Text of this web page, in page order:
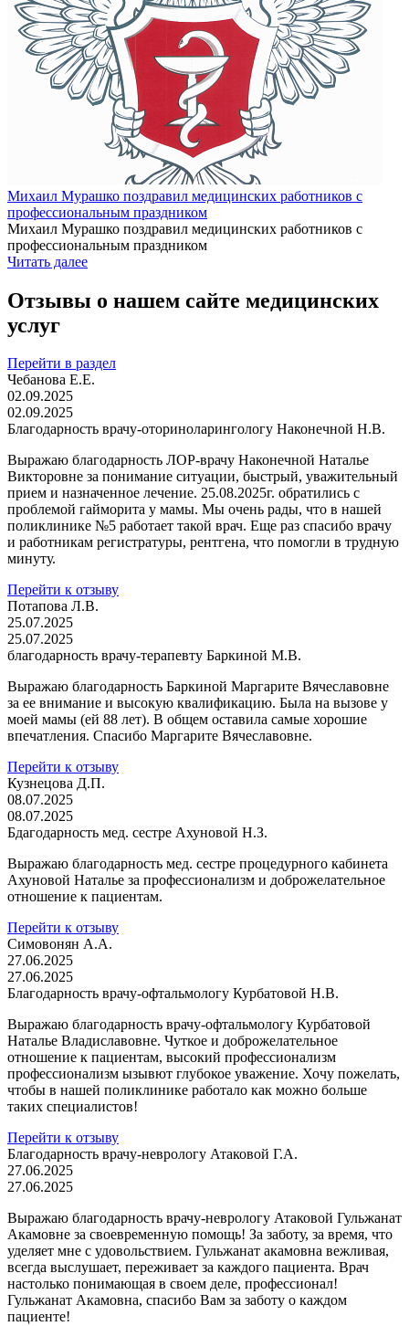
Михаил Мурашко поздравил медицинских работников с
профессиональным праздником
Михаил Мурашко поздравил медицинских работников с
профессиональным праздником
Читать далее
Отзывы о нашем сайте медицинских
услуг
Перейти в раздел
Чебанова Е.Е.
02.09.2025
02.09.2025
Благодарность врачу-оториноларингологу Наконечной Н.В.
Выражаю благодарность ЛОР-врачу Наконечной Наталье
Викторовне за понимание ситуации, быстрый, уважительный
прием и назначенное лечение. 25.08.2025г. обратились с
проблемой гайморита у мамы. Мы очень рады, что в нашей
поликлинике №5 работает такой врач. Еще раз спасибо врачу
и работникам регистратуры, рентгена, что помогли в трудную
минуту.
Перейти к отзыву
Потапова Л.В.
25.07.2025
25.07.2025
благодарность врачу-терапевту Баркиной М.В.
Выражаю благодарность Баркиной Маргарите Вячеславовне
за ее внимание и высокую квалификацию. Была на вызове у
моей мамы (ей 88 лет). В общем оставила самые хорошие
впечатления. Спасибо Маргарите Вячеславовне.
Перейти к отзыву
Кузнецова Д.П.
08.07.2025
08.07.2025
Бдагодарность мед. сестре Ахуновой Н.З.
Выражаю благодарность мед. сестре процедурного кабинета
Ахуновой Наталье за профессионализм и доброжелательное
отношение к пациентам.
Перейти к отзыву
Симовонян А.А.
27.06.2025
27.06.2025
Благодарность врачу-офтальмологу Курбатовой Н.В.
Выражаю благодарность врачу-офтальмологу Курбатовой
Наталье Владиславовне. Чуткое и доброжелательное
отношение к пациентам, высокий профессионализм
профессионализм ызывют глубокое уважение. Хочу пожелать,
чтобы в нашей поликлинике работало как можно больше
таких специалистов!
Перейти к отзыву
Благодарность врачу-неврологу Атаковой Г.А.
27.06.2025
27.06.2025
Выражаю благодарность врачу-неврологу Атаковой Гульжанат
Акамовне за своевременную помощь! За заботу, за время, что
уделяет мне с удовольствием. Гульжанат акамовна вежливая,
всегда выслушает, переживает за каждого пациента. Врач
настолько понимающая в своем деле, профессионал!
Гульжанат Акамовна, спасибо Вам за заботу о каждом
пациенте!